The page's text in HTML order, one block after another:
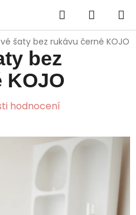
Hledat
KOŠÍK
šaty bez rukávu černé KOJO
bez
KOJO
hodnocení